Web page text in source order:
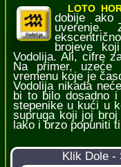
LOTO
dobije
brojeve
Vodolija. Ali, cifre
Na primer,
vremenu koje je
Vodolija nikada
bi to bilo dosadno
stepenike u kući u
supruga koji joj broj
lako i brzo popuniti